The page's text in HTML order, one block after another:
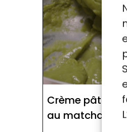
Crème
au matcha